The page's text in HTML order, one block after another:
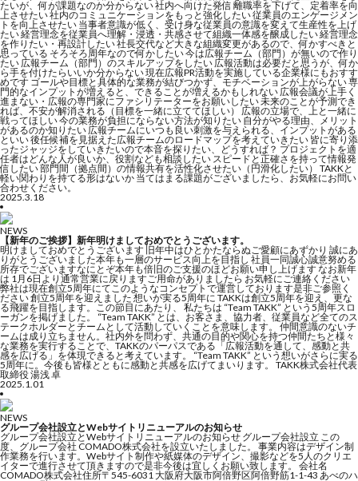
たいが、何が課題なのか分からない 社内へ向けた発信 離職率を下げて、定着率を向
上させたい 社内のコミュニケーションをもっと強化したい 従業員のエンゲージメン
トを向上させたい 当事者意識が低く、受け身な従業員の意識を変えて生産性を上げ
たい 経営理念を従業員へ理解・浸透・共感させて組織一体感を醸成したい 経営理念
を作りたい・再設計したい 社長交代など大きな組織変更があるので、何かすべきと
思っている そろそろ周年なので何かしたい 今は広報チーム（部門）が無いので作り
たい 広報チーム（部門）のスキルアップをしたい 広報活動は必要だと思うが、何か
ら手を付けたらいいか分からない 現在広報PR活動を実施している企業様にもおすす
めです ゴールや目標と具体的な業務が結びつかず、モチベーションが上がらない 専
門的なインプットが増えると、できることが増えるかもしれない 広報会議が上手く
進まない・広報の専門家にファシリテーターをお願いしたい 未来のことが予測でき
れば、不安が解消される（目標を一緒に立ててほしい） 広報の立場で、上と一緒に
戦ってほしい 今の業務が負担にならない方法が知りたい 自分がやる理由、メリット
があるのか知りたい 広報チームにいつも良い刺激を与えられる、インプットがある
といい 後任候補を見据えた広報チームのロードマップを考えていきたい 皆に寄り添
ったジャッジをしていきたいので本音を探りたい、どうすれば？ プロジェクトを適
任者はどんな人が良いか、役割なども相談したい スピードと正確さを持って情報発
信したい 部門間（拠点間）の情報共有を活性化させたい（円滑化したい） TAKKと
軽い関わりを持てる形はないか 当てはまる課題がございましたら、お気軽にお問い
合わせください。
2025.3.18
NEWS
【新年のご挨拶】新年明けましておめでとうございます。
明けましておめでとうございます 旧年中はひとかたならぬご愛顧にあずかり 誠にあ
りがとうございました本年も一層のサービス向上を目指し 社員一同誠心誠意努める
所存でございますなにとぞ本年も倍旧のご支援のほどお願い申し上げます なお新年
は 1月6日より通常営業に戻りますご用命がありましたら お気軽にご連絡ください
弊社は現在創立5周年にてこのようなコンセプトで運営しております是非ご参照く
ださい 創立5周年を迎えました 想いが実る5周年に TAKKは創立5周年を迎え、更な
る飛躍を目指します。この節目にあたり、 私たちは “Team TAKK” という5周年スロ
ーガンを掲げました。 “Team TAKK” とは、お客さま、協力者、従業員など全てのス
テークホルダーとチームとして活動していくことを意味します。 仲間意識のないチ
ームは成り立ちません。社内外を問わず、共通の目的や関心を持つ仲間たちと様々
な業務を実行することで、TAKKのパーパスである「広報活動を通して、感動と共
感を広げる」を体現できると考えています。 “Team TAKK” という想いがさらに実る
5周年に。今後も皆様とともに感動と共感を広げてまいります。 TAKK株式会社代表
取締役 湯浅 卓
2025.1.01
NEWS
グループ会社設立とWebサイトリニューアルのお知らせ
グループ会社設立とWebサイトリニューアルのお知らせ グループ会社設立 この
度、グループ会社 COMADO株式会社を設立いたしました。 事業内容はデザイン制
作業務を行います。Webサイト制作や紙媒体のデザイン、撮影などを5人のクリエ
イターで進行させて頂きますので是非今後は宜しくお願い致します。 会社名
COMADO株式会社住所〒545-6031 大阪府大阪市阿倍野区阿倍野筋1-1-43 あべのハ